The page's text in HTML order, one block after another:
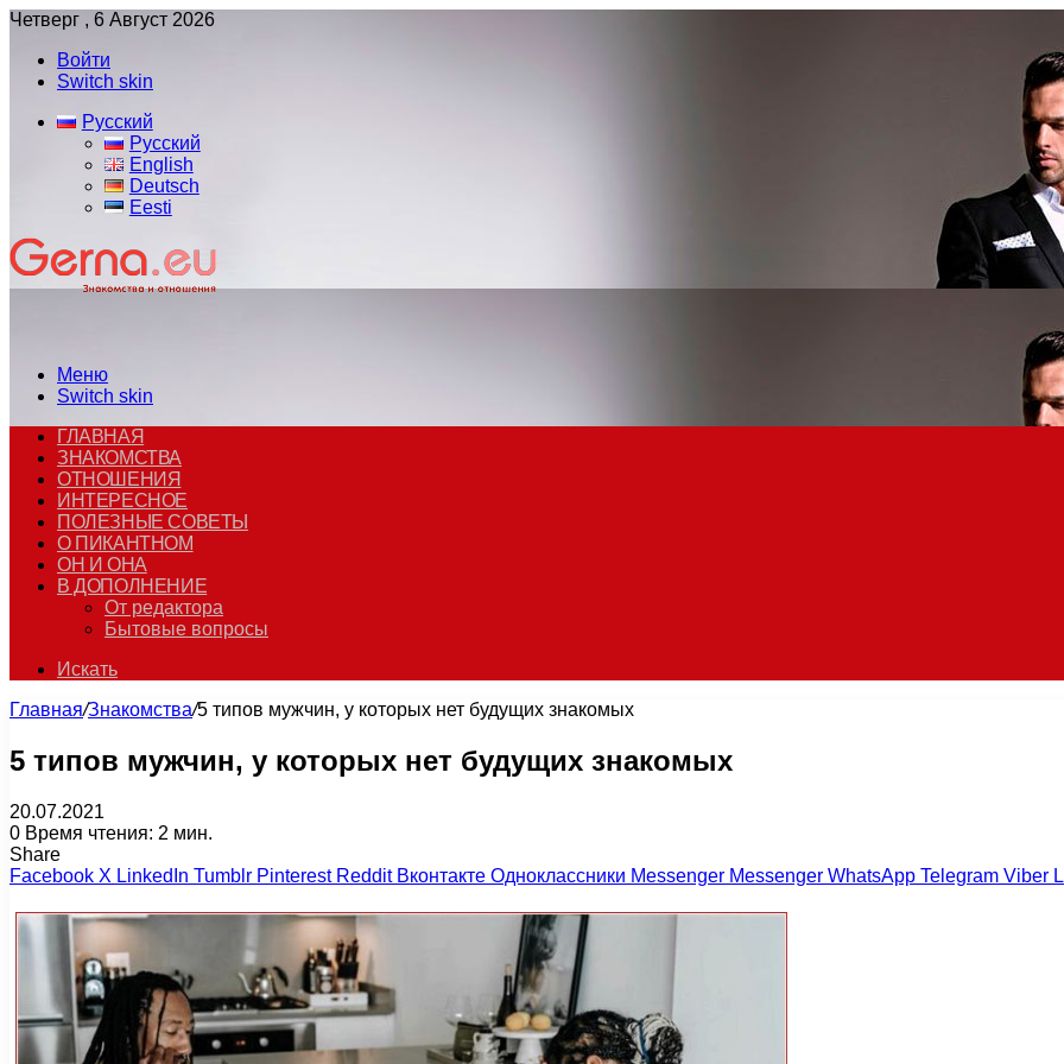
Четверг , 6 Август 2026
Войти
Switch skin
Русский
Русский
English
Deutsch
Eesti
Меню
Switch skin
ГЛАВНАЯ
ЗНАКОМСТВА
ОТНОШЕНИЯ
ИНТЕРЕСНОЕ
ПОЛЕЗНЫЕ СОВЕТЫ
О ПИКАНТНОМ
ОН И ОНА
В ДОПОЛНЕНИЕ
От редактора
Бытовые вопросы
Искать
Главная/Знакомства/5 типов мужчин, у которых нет будущих знакомых
5 типов мужчин, у которых нет будущих знакомых
20.07.2021
0 Время чтения: 2 мин.
Share
Facebook X LinkedIn Tumblr Pinterest Reddit Вконтакте Одноклассники Messenger Messenger WhatsApp Telegram Viber